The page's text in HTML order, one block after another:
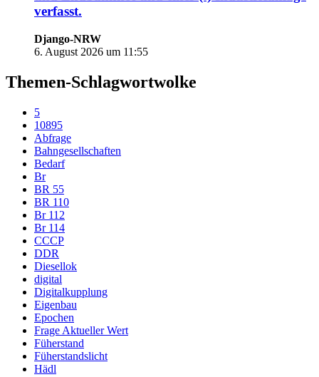
verfasst.
Django-NRW
6. August 2026 um 11:55
Themen-Schlagwortwolke
5
10895
Abfrage
Bahngesellschaften
Bedarf
Br
BR 55
BR 110
Br 112
Br 114
CCCP
DDR
Diesellok
digital
Digitalkupplung
Eigenbau
Epochen
Frage Aktueller Wert
Füherstand
Füherstandslicht
Hädl